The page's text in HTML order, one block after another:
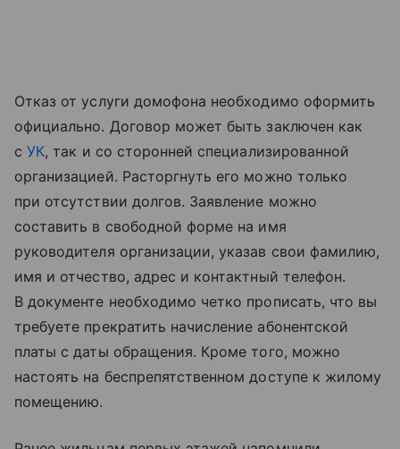
Отказ от услуги домофона необходимо оформить
официально. Договор может быть заключен как
сУК, так и со сторонней специализированной
организацией. Расторгнуть его можно только
при отсутствии долгов. Заявление можно
составить в свободной форме на имя
руководителя организации, указав свои фамилию,
имя и отчество, адрес и контактный телефон.
В документе необходимо четко прописать, что вы
требуете прекратить начисление абонентской
платы с даты обращения. Кроме того, можно
настоять на беспрепятственном доступе к жилому
помещению.